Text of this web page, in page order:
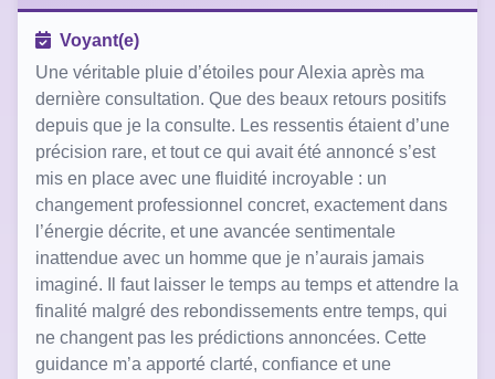
Voyant(e)
Une véritable pluie d’étoiles pour Alexia après ma
dernière consultation. Que des beaux retours positifs
depuis que je la consulte. Les ressentis étaient d’une
précision rare, et tout ce qui avait été annoncé s’est
mis en place avec une fluidité incroyable : un
changement professionnel concret, exactement dans
l’énergie décrite, et une avancée sentimentale
inattendue avec un homme que je n’aurais jamais
imaginé. Il faut laisser le temps au temps et attendre la
finalité malgré des rebondissements entre temps, qui
ne changent pas les prédictions annoncées. Cette
guidance m’a apporté clarté, confiance et une